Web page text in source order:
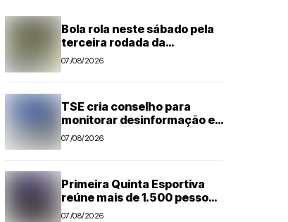
Bola rola neste sábado pela
terceira rodada da
Segundona do Campeonato
07/08/2026
TSE cria conselho para
monitorar desinformação e
IA nas eleições
07/08/2026
Primeira Quinta Esportiva
reúne mais de 1.500 pessoas
em noite histórica para
07/08/2026